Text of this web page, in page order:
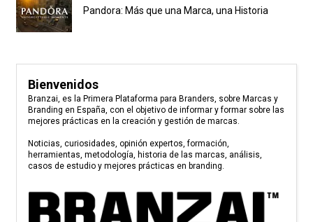
Pandora: Más que una Marca, una Historia
Bienvenidos
Branzai, es la Primera Plataforma para Branders, sobre Marcas y
Branding en España, con el objetivo de informar y formar sobre las
mejores prácticas en la creación y gestión de marcas.
Noticias, curiosidades, opinión expertos, formación,
herramientas, metodología, historia de las marcas, análisis,
casos de estudio y mejores prácticas en branding.